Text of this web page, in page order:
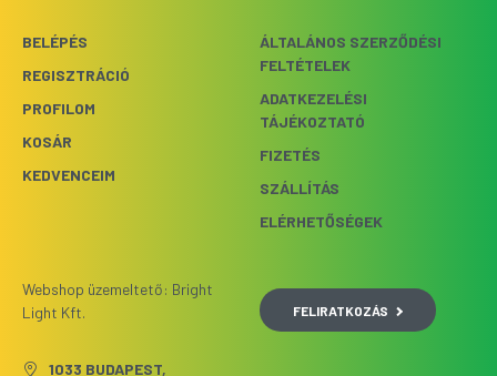
BELÉPÉS
REGISZTRÁCIÓ
PROFILOM
KOSÁR
KEDVENCEIM
ÁLTALÁNOS SZERZŐDÉSI
FELTÉTELEK
ADATKEZELÉSI
TÁJÉKOZTATÓ
FIZETÉS
SZÁLLÍTÁS
ELÉRHETŐSÉGEK
Webshop üzemeltető: Bright
Light Kft.
1033 BUDAPEST,
FELIRATKOZÁS